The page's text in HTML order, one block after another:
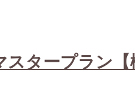
スタープラン